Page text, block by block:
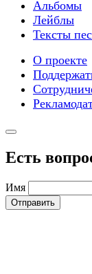
Альбомы
Лейблы
Тексты
О проекте
Есть
Имя